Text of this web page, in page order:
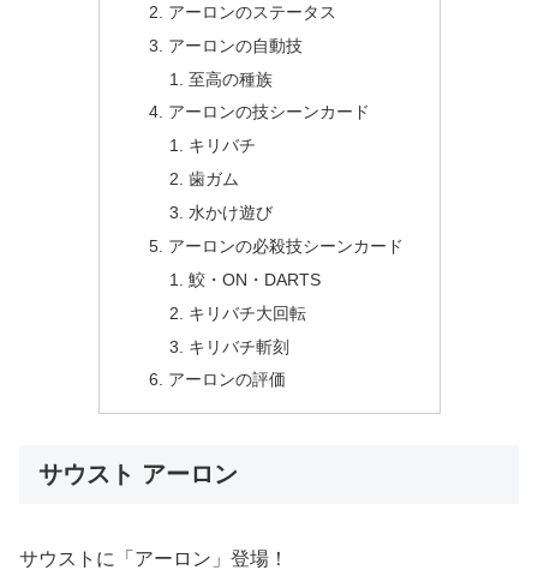
アーロンのステータス
アーロンの自動技
至高の種族
アーロンの技シーンカード
キリバチ
歯ガム
水かけ遊び
アーロンの必殺技シーンカード
鮫・ON・DARTS
キリバチ大回転
キリバチ斬刻
アーロンの評価
サウスト アーロン
サウストに「アーロン」登場！